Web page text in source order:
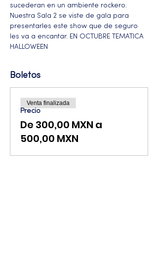
sucederan en un ambiente rockero.
Nuestra Sala 2 se viste de gala para
presentarles este show que de seguro
les va a encantar. EN OCTUBRE TEMATICA
HALLOWEEN
Boletos
Precio
De 300,00 MXN a
500,00 MXN
Venta finalizada